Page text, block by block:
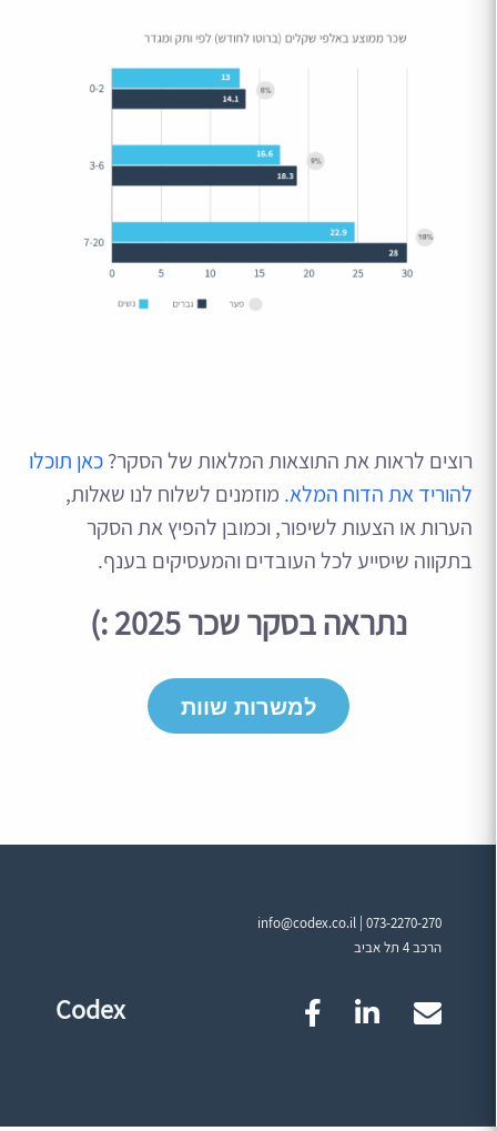
רוצים לראות את התוצאות המלאות של הסקר?כאן תוכלו
להוריד את הדוח המלא. מוזמנים לשלוח לנו שאלות,
הערות או הצעות לשיפור, וכמובן להפיץ את הסקר
בתקווה שיסייע לכל העובדים והמעסיקים בענף.
נתראה בסקר שכר 2025 :)
למשרות שוות
info@codex.co.il |073-2270-270
הרכב 4 תל אביב
Codex